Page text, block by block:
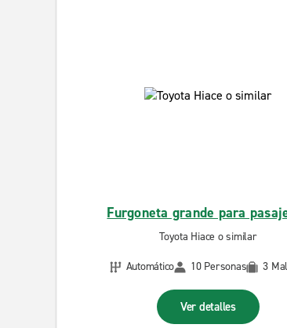
Furgoneta grande para
Toyota Hiace o similar
Automático
10 Personas 3
Ver detalles